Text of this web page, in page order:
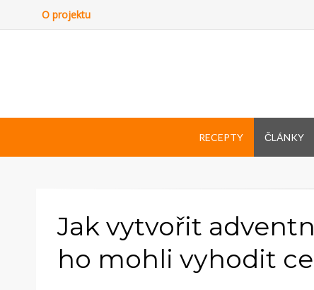
O projektu
RECEPTY ČLÁNKY
Jak vytvořit
ho mohli vyhodit